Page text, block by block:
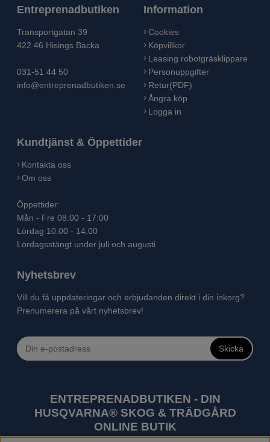
Entreprenadbutiken
Transportgatan 39
422 46 Hisings Backa
031-51 44 50
info@entreprenadbutiken.se
Information
Cookies
Köpvillkor
Leasing robotgräsklippare
Personuppgifter
Retur(PDF)
Ångra köp
Logga in
Kundtjänst & Öppettider
Kontakta oss
Om oss
Öppettider:
Mån - Fre 08.00 - 17:00
Lördag 10.00 - 14.00
Lördagsstängt under juli och augusti
Nyhetsbrev
Vill du få uppdateringar och erbjudanden direkt i din inkorg?
Prenumerera på vårt nyhetsbrev!
Skicka
ENTREPRENADBUTIKEN - DIN
HUSQVARNA® SKOG & TRÄDGÅRD
ONLINE BUTIK